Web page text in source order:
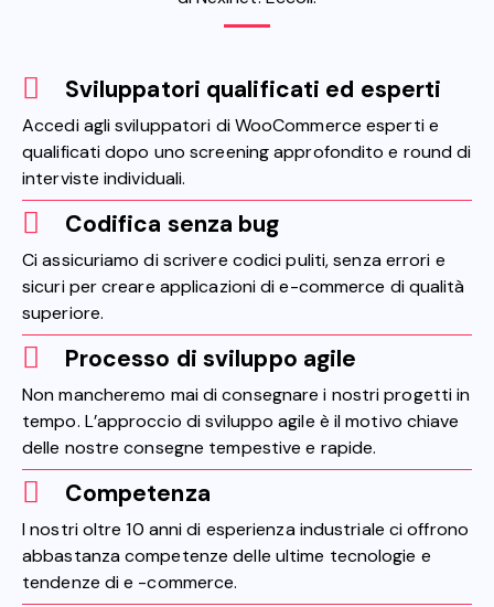
Sviluppatori qualificati ed esperti
Accedi agli sviluppatori di WooCommerce esperti e
qualificati dopo uno screening approfondito e round di
interviste individuali.
Codifica senza bug
Ci assicuriamo di scrivere codici puliti, senza errori e
sicuri per creare applicazioni di e-commerce di qualità
superiore.
Processo di sviluppo agile
Non mancheremo mai di consegnare i nostri progetti in
tempo. L’approccio di sviluppo agile è il motivo chiave
delle nostre consegne tempestive e rapide.
Competenza
I nostri oltre 10 anni di esperienza industriale ci offrono
abbastanza competenze delle ultime tecnologie e
tendenze di e -commerce.